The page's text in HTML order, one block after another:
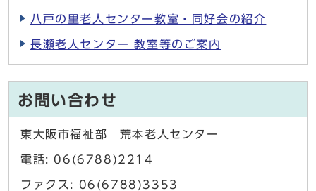
八戸の里老人センター教室・同好会の紹介
長瀬老人センター 教室等のご案内
お問い合わせ
東大阪市福祉部 荒本老人センター
電話: 06(6788)2214
ファクス: 06(6788)3353